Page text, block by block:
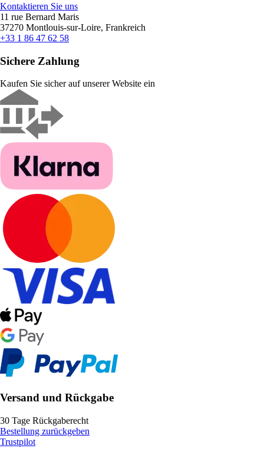
Kontaktieren Sie uns
11 rue Bernard Maris
37270 Montlouis-sur-Loire, Frankreich
+33 1 86 47 62 58
Sichere Zahlung
Kaufen Sie sicher auf unserer Website ein
Versand und Rückgabe
30 Tage Rückgaberecht
Bestellung zurückgeben
Trustpilot